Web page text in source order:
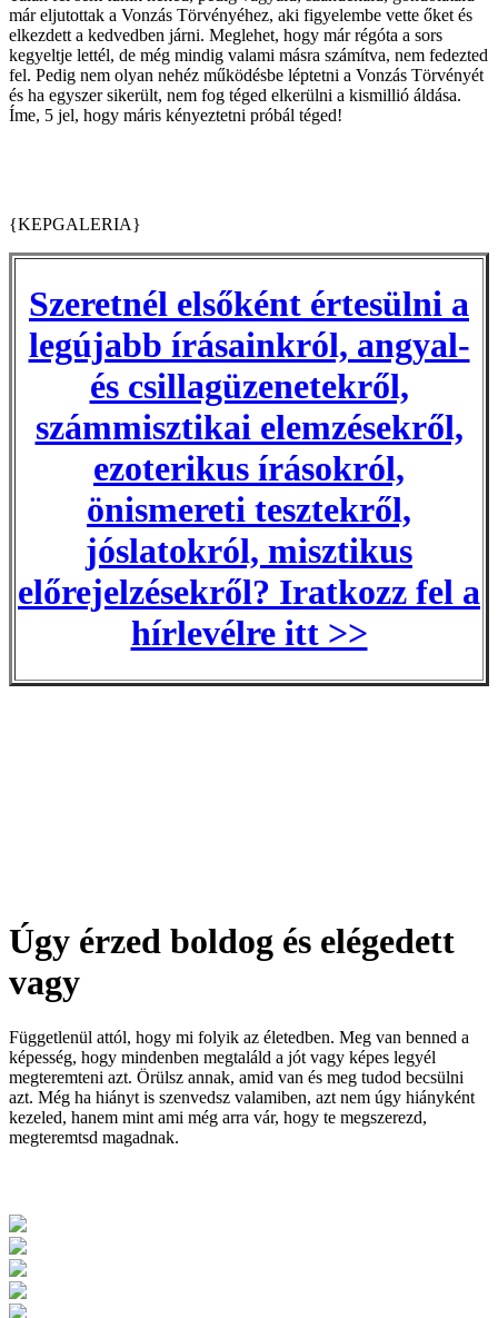
már eljutottak a Vonzás Törvényéhez, aki figyelembe vette őket és
elkezdett a kedvedben járni. Meglehet, hogy már régóta a sors
kegyeltje lettél, de még mindig valami másra számítva, nem fedezted
fel. Pedig nem olyan nehéz működésbe léptetni a Vonzás Törvényét
és ha egyszer sikerült, nem fog téged elkerülni a kismillió áldása.
Íme, 5 jel, hogy máris kényeztetni próbál téged!
{KEPGALERIA}
Szeretnél elsőként értesülni a
legújabb írásainkról, angyal-
és csillagüzenetekről,
számmisztikai elemzésekről,
ezoterikus írásokról,
önismereti tesztekről,
jóslatokról, misztikus
előrejelzésekről? Iratkozz fel a
hírlevélre itt >>
Úgy érzed boldog és elégedett
vagy
Függetlenül attól, hogy mi folyik az életedben. Meg van benned a
képesség, hogy mindenben megtaláld a jót vagy képes legyél
megteremteni azt. Örülsz annak, amid van és meg tudod becsülni
azt. Még ha hiányt is szenvedsz valamiben, azt nem úgy hiányként
kezeled, hanem mint ami még arra vár, hogy te megszerezd,
megteremtsd magadnak.